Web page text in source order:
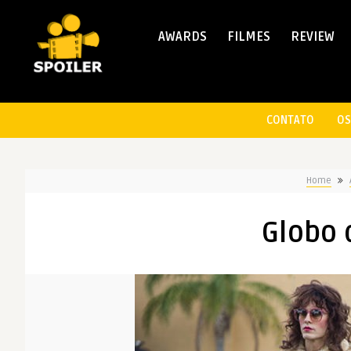
AWARDS FILMES REVIEW
CONTATO
Home
Globo